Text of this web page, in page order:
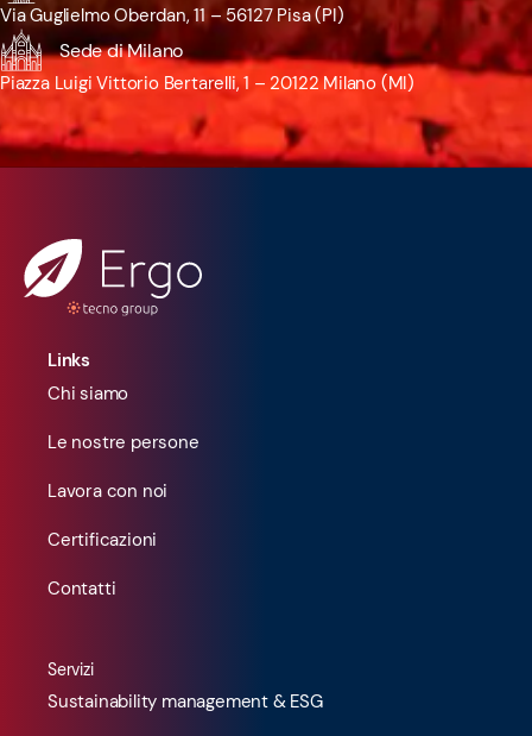
Via Guglielmo Oberdan, 11 – 56127 Pisa (PI)
Sede di Milano
Piazza Luigi Vittorio Bertarelli, 1 – 20122 Milano (MI)
Links
Chi siamo
Le nostre persone
Lavora con noi
Certificazioni
Contatti
Servizi
Sustainability management & ESG